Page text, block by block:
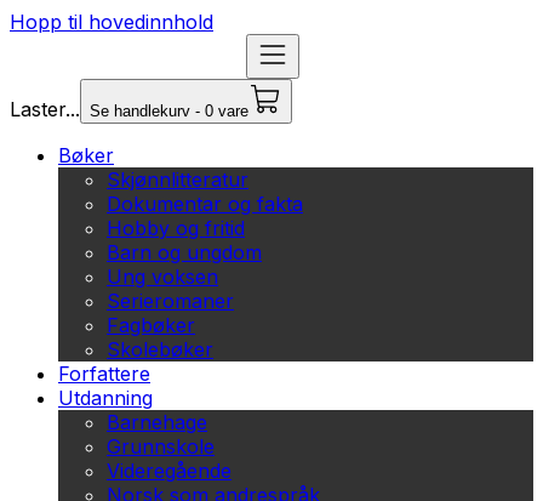
Hopp til hovedinnhold
Laster... Se handlekurv - 0 vare
Bøker
Skjønnlitteratur
Dokumentar og fakta
Hobby og fritid
Barn og ungdom
Ung voksen
Serieromaner
Fagbøker
Skolebøker
Forfattere
Utdanning
Barnehage
Grunnskole
Videregående
Norsk som andrespråk